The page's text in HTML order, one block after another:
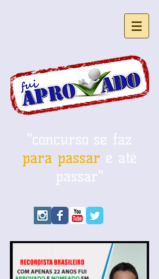
"concurso se faz
para passar e até
passar"